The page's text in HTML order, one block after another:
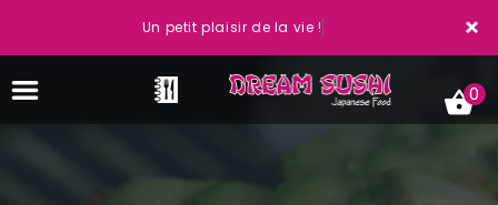
×
Un petit plaisir de la vie !
0